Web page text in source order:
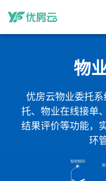
物
优房云物业委托
托、物业在线接单
结果评价等功能，
环